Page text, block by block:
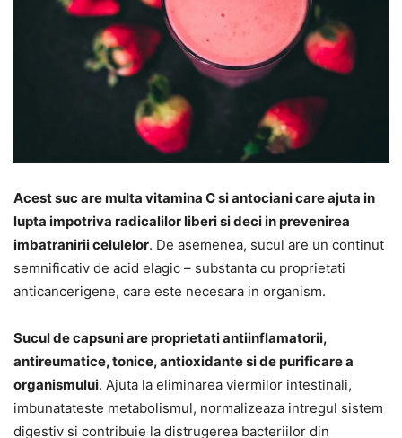
Acest suc are multa vitamina C si antociani care ajuta in
lupta impotriva radicalilor liberi si deci in prevenirea
imbatranirii celulelor. De asemenea, sucul are un continut
semnificativ de acid elagic – substanta cu proprietati
anticancerigene, care este necesara in organism.
Sucul de capsuni are proprietati antiinflamatorii,
antireumatice, tonice, antioxidante si de purificare a
organismului. Ajuta la eliminarea viermilor intestinali,
imbunatateste metabolismul, normalizeaza intregul sistem
digestiv si contribuie la distrugerea bacteriilor din